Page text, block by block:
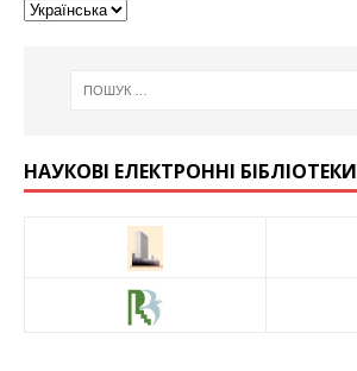
НАУКОВІ ЕЛЕКТРОННІ БІБЛІОТЕКИ